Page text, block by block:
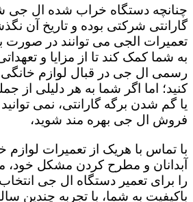
چنانچه دستگاه خراب شده ال جی
گارانتی شرکتی بوده و تاریخ آن
تعمیرات الجی می توانند در صورت
به شما کمک کند تا از مزایا و
رسمی ال جی در قبال لوازم خانگی
کنید؛ اما اگر شما به هر دلیلی از
یا گم شدن برگه گارانتی، نمی
فروش ال جی بهره مند شوید،
با تماس با هریک از تعمیرات لوازم
آبدانان و مطرح کردن مشکل خود،
را برای تعمیر دستگاه ال جی
باکیفیت به شما، با تجربه چندین